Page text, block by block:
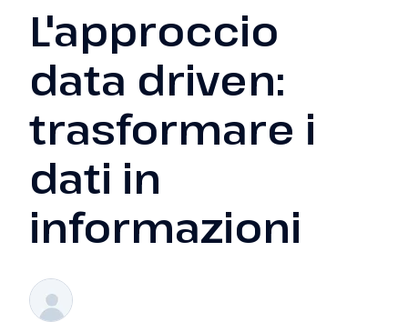
L'approccio
data driven:
trasformare i
dati in
informazioni